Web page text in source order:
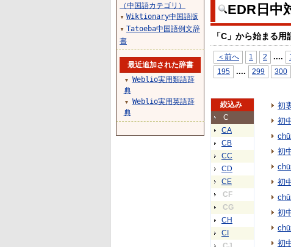
EDR日中
「C」から始まる
＜前へ 1 2 ....
195
.... 299 300
絞込み
C
CA
CB
CC
CD
CE
CF
CG
CH
CI
初
初
初
初
初
初
（中国語カテゴリ）
▼ Wiktionary中国語版
▼ Tatoeba中国語例文辞
書
最近追加された辞書
▼
Weblio実用類語辞
典
▼
Weblio実用英語辞
典